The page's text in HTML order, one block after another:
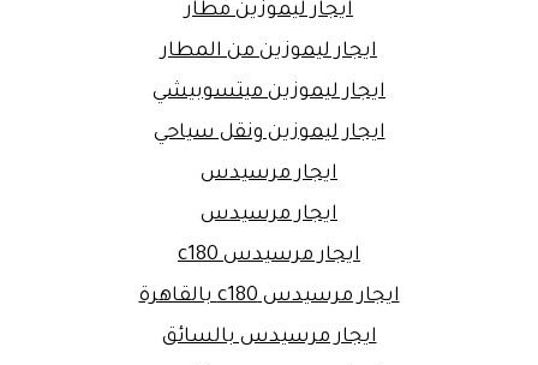
ايجار ليموزين مطار
ايجار ليموزين من المطار
ايجار ليموزين ميتسوبيشي
ايجار ليموزين ونقل سياحي
ايجار مرسيدس
ايجار مرسيدس
ايجار مرسيدس c180
ايجار مرسيدس c180 بالقاهرة
ايجار مرسيدس بالسائق